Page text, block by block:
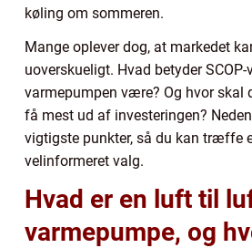
køling om sommeren.
Mange oplever dog, at markedet
uoverskueligt. Hvad betyder
varmepumpen være? Og hvor skal
få mest ud af investeringen?
vigtigste punkter, så du kan træffe
velinformeret valg.
Hvad er en luft til
varmepumpe, og